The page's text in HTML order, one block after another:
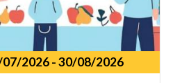
2026-30/08/2026